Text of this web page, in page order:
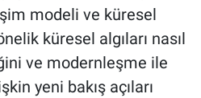
modeli ve küresel
küresel algıları nasıl
ve modernleşme ile
yeni bakış açıları